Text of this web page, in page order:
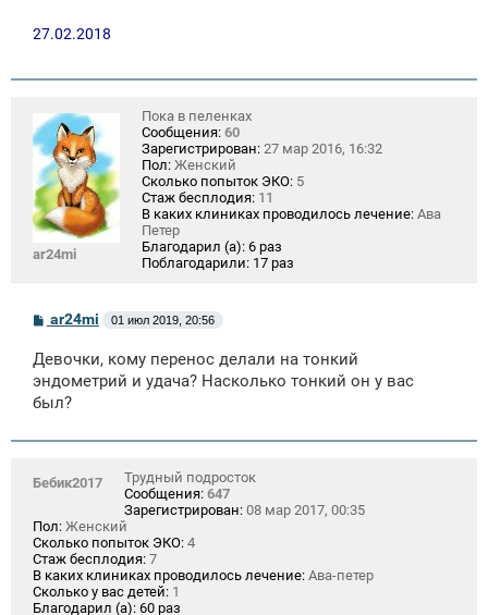
27.02.2018
ar24mi
Пока в пеленках
Сообщения: 60
Зарегистрирован: 27 мар 2016, 16:32
Пол: Женский
Сколько попыток ЭКО: 5
Стаж бесплодия: 11
В каких клиниках проводилось лечение: Ава
Петер
Благодарил (а): 6 раз
Поблагодарили: 17 раз
С
о
б
щ
е
н
е
ar24mi 01 июл 2019, 20:56
Девочки, кому перенос делали на тонкий
эндометрий и удача? Насколько тонкий он у вас
был?
Бебик2017
Трудный подросток
Сообщения: 647
Зарегистрирован: 08 мар 2017, 00:35
Пол: Женский
Сколько попыток ЭКО: 4
Стаж бесплодия: 7
В каких клиниках проводилось лечение: Ава-петер
Сколько у вас детей: 1
Благодарил (а): 60 раз